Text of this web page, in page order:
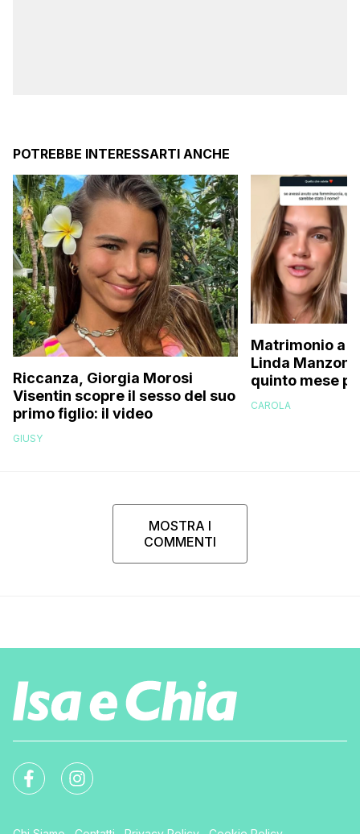
POTREBBE INTERESSARTI ANCHE
Riccanza, Giorgia Morosi
Visentin scopre il sesso del suo
primo figlio: il video
GIUSY
Matrimonio a
Linda Manzoni
quinto mese
essere in
CAROLA
MOSTRA I
COMMENTI